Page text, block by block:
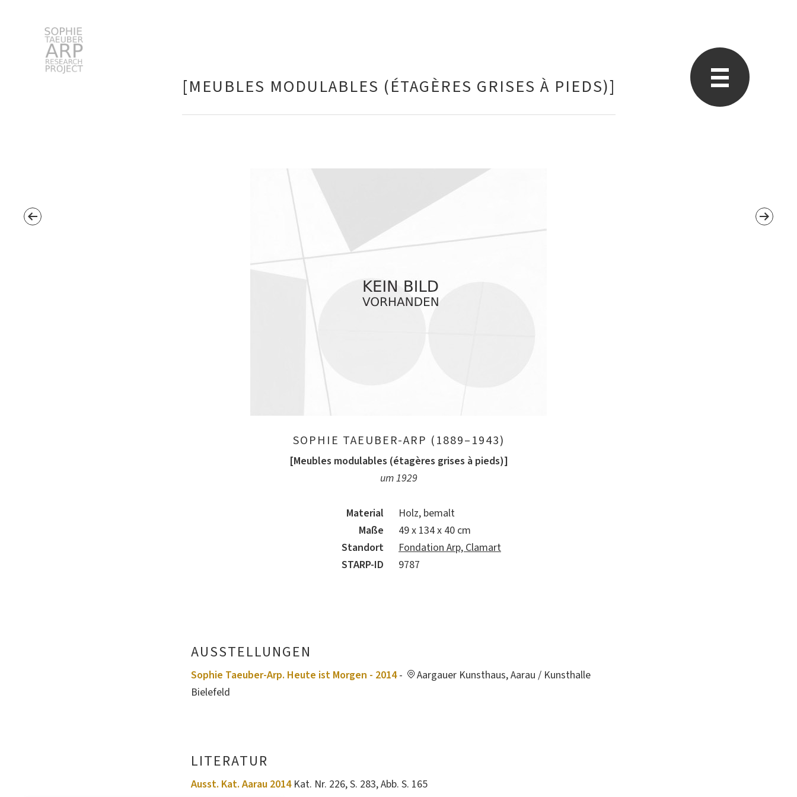
Suchen
[MEUBLES MODULABLES (ÉTAGÈRES GRISES À PIEDS)]
SOPHIE TAEUBER-ARP (1889–1943)
[Meubles modulables (étagères grises à pieds)]
um 1929
Material
Holz, bemalt
Maße
49 x 134 x 40 cm
Standort
Fondation Arp, Clamart
STARP-ID
9787
AUSSTELLUNGEN
Sophie Taeuber-Arp. Heute ist Morgen - 2014-
Aargauer Kunsthaus, Aarau / Kunsthalle
Bielefeld
LITERATUR
Ausst. Kat. Aarau 2014Kat. Nr. 226, S. 283, Abb. S. 165